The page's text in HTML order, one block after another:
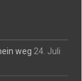
weg 24. Juli